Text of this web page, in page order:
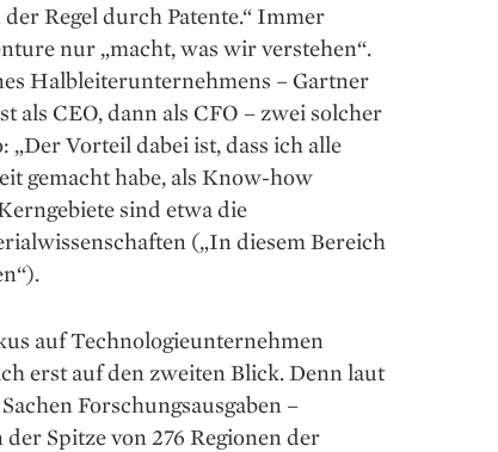
Regel durch Patente.“ Immer
nur „macht, was wir verstehen“.
Halbleiterunternehmens – Gartner
als CEO, dann als CFO – zwei solcher
Vorteil dabei ist, dass ich alle
gemacht habe, als Know-how
sind etwa die
(„In diesem Bereich
auf Technologieunternehmen
erst auf den zweiten Blick. Denn laut
Forschungsausgaben –
Spitze von 276 Regionen der